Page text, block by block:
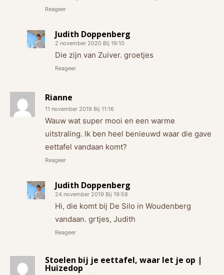
Reageer
Judith Doppenberg
2 november 2020 Bij 19:10
Die zijn van Zuiver. groetjes
Reageer
Rianne
11 november 2019 Bij 11:16
Wauw wat super mooi en een warme
uitstraling. Ik ben heel benieuwd waar die gave
eettafel vandaan komt?
Reageer
Judith Doppenberg
24 november 2019 Bij 19:58
Hi, die komt bij De Silo in Woudenberg
vandaan. grtjes, Judith
Reageer
Stoelen bij je eettafel, waar let je op |
Huizedop